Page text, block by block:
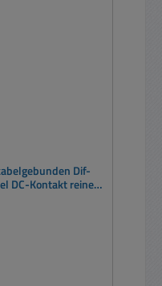
Dif-
DC-Kontakt reiner